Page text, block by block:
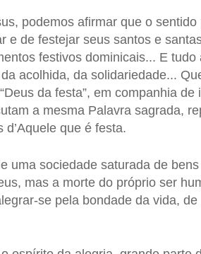
podemos afirmar que o
e de festejar seus santos e
festivos dominicais... E
acolhida, da solidariedade...
da festa”, em companhia
a mesma Palavra sagrada,
que é festa.
uma sociedade saturada de
mas a morte do próprio ser
se pela bondade da vida,